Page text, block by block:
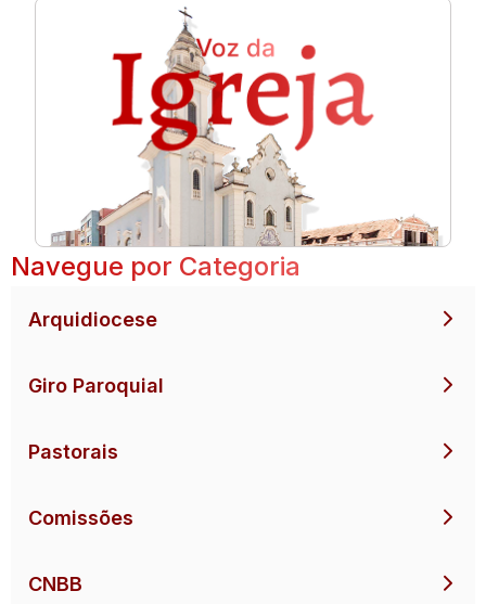
Navegue por Categoria
Arquidiocese
Giro Paroquial
Pastorais
Comissões
CNBB